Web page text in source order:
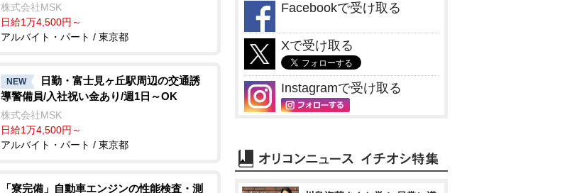
株式会社MSK
日給1万4,500円～
アルバイト・パート / 東京都
NEW
日勤・富士見ヶ丘駅周辺の交通誘
導警備員/入社祝い金あり/週1日～OK
株式会社MSK
日給1万4,500円～
アルバイト・パート / 東京都
「寮完備」自動車エンジンの性能検査・測
Facebookで受け取る
Xで受け取る
Instagramで受け取る